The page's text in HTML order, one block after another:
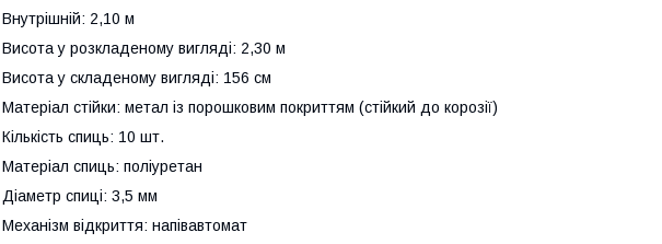
Внутрішній: 2,10 м
Висота у розкладеному вигляді: 2,30 м
Висота у складеному вигляді: 156 см
Матеріал стійки: метал із порошковим покриттям (стійкий до корозії)
Кількість спиць: 10 шт.
Матеріал спиць: поліуретан
Діаметр спиці: 3,5 мм
Механізм відкриття: напівавтомат